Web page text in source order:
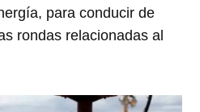
para conducir de
rondas relacionadas al